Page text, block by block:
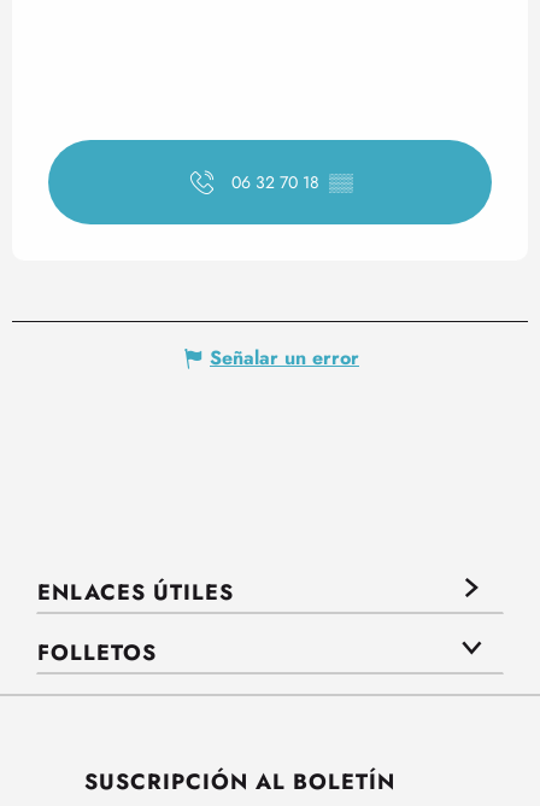
06 32 70 18 ▒▒
Señalar un error
ENLACES ÚTILES
FOLLETOS
SUSCRIPCIÓN AL BOLETÍN